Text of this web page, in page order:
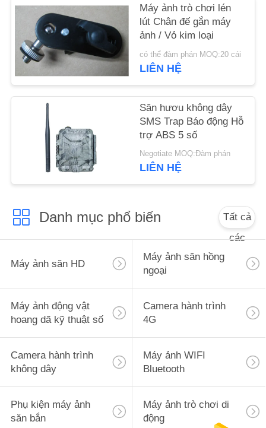
CẦU
ĐẶT
GIÁ
TRANG
CHÍNH
SÁCH
MẬT
Máy ảnh trò chơi lén
lút Chân đế gắn máy
ảnh / Vỏ kim loại
có thể đàm phán MOQ:20 cái
LIÊN HỆ
Săn hươu không dây
SMS Trap Báo động Hỗ
trợ ABS 5 số
Negotiate MOQ:Đàm phán
LIÊN HỆ
Danh mục phổ biến
Tất cả
các
Máy ảnh săn HD
Máy ảnh săn hồng
ngoại
Máy ảnh động vật
hoang dã kỹ thuật số
Camera hành trình
4G
Camera hành trình
không dây
Máy ảnh WIFI
Bluetooth
Phụ kiện máy ảnh
săn bắn
Máy ảnh trò chơi di
động